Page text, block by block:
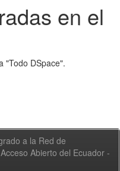
en el
"Todo DSpace".
a la Red de
Abierto del Ecuador -